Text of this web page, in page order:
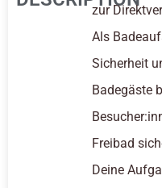
zur
Als
Sicherheit
Badegäste
Freibad
Deine